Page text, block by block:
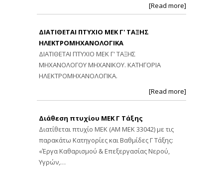
[Read more]
ΔΙΑΤΙΘΕΤΑΙ ΠΤΥΧΙΟ ΜΕΚ Γ' ΤΑΞΗΣ
ΗΛΕΚΤΡΟΜΗΧΑΝΟΛΟΓΙΚΑ
ΔΙΑΤΙΘΕΤΑΙ ΠΤΥΧΙΟ ΜΕΚ Γ' ΤΑΞΗΣ
ΜΗΧΑΝΟΛΟΓΟΥ ΜΗΧΑΝΙΚΟΥ. ΚΑΤΗΓΟΡΙΑ
ΗΛΕΚΤΡΟΜΗΧΑΝΟΛΟΓΙΚΑ.
[Read more]
Διάθεση πτυχίου ΜΕΚ Γ Τάξης
Διατίθεται πτυχίο ΜΕΚ (ΑΜ ΜΕΚ 33042) με τις
παρακάτω Κατηγορίες και Βαθμίδες Γ Τάξης:
«Έργα Καθαρισμού & Επεξεργασίας Νερού,
Υγρών,…